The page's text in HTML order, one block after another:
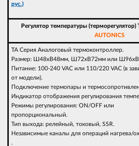
рус.)
Регулятор температуры
AUTONICS
TA Серия Аналоговый термоконтроллер.
Размер: Ш48xВ48мм, Ш72xВ72мм или
Питание: 100-240 VAC или 110/220 VAC (в
от модели).
Подключение термопары и
Индикатор отображения регулирования
Режимы регулирования: ON/OFF или
пропорциональный.
Тип выхода: релейный, токовый, SSR.
Независимые каналы для операций нагрева/
.